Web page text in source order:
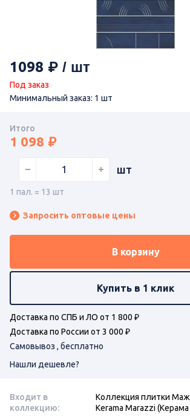
1098
Под заказ
Минимальный заказ: 1 шт
Итого
1 098
шт
1 пал. = 13 шт
Запросить оптовые цены
В корзину
Купить в 1 клик
Доставка по СПБ и ЛО от 1 800 ₽
Доставка по России от 3 000 ₽
Самовывоз , бесплатно
Нашли дешевле?
Входит в
коллекцию:
Коллекция плитки
Kerama Marazzi